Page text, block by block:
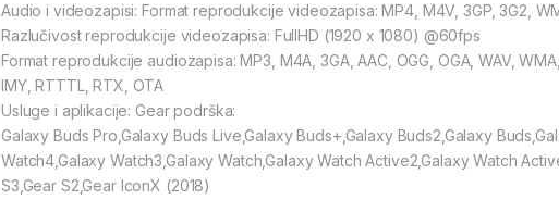
Audio i videozapisi: Format reprodukcije videozapisa: MP4, M4V, 3GP, 3G2,
Razlučivost reprodukcije videozapisa: FullHD (1920 x 1080) @60fps
Format reprodukcije audiozapisa: MP3, M4A, 3GA, AAC, OGG, OGA, WAV,
IMY, RTTTL, RTX, OTA
Usluge i aplikacije: Gear podrška:
Galaxy Buds Pro,Galaxy Buds Live,Galaxy Buds+,Galaxy Buds2,Galaxy
Watch4,Galaxy Watch3,Galaxy Watch,Galaxy Watch Active2,Galaxy Watch
S3,Gear S2,Gear IconX (2018)